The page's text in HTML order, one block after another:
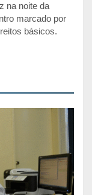
na noite da
marcado por
básicos.